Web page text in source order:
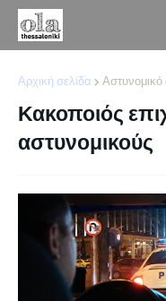
Αρχική σελίδα Αστυνομικό
Κακοποιός
αστυνομικούς